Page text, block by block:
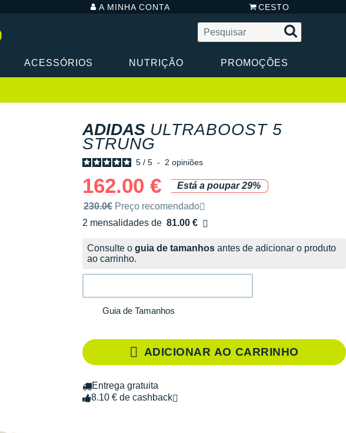
A MINHA CONTA CESTO
ACESSÓRIOS NUTRIÇÃO PROMOÇÕES
ADIDAS ULTRABOOST 5
STRUNG
5 / 5 - 2 opiniões
162.00 €
Está a poupar 29%
Preço de venda recomendado pela marca
230.0€ Preço recomendado
2 mensalidades de 81.00 €
sem custos
Consulte o guia de tamanhos antes de adicionar o produto
ao carrinho.
Guia de Tamanhos
ADICIONAR AO CARRINHO
Entrega gratuita
8.10 € de cashback